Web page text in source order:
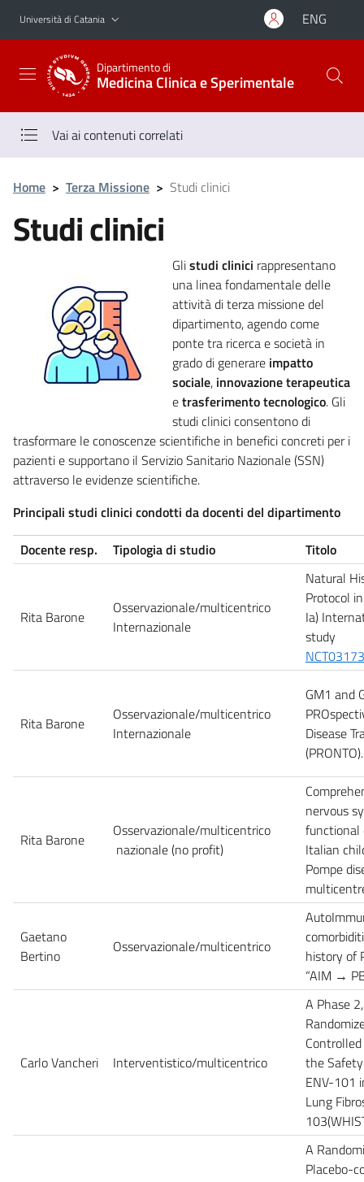
Vai al contenuto principale
Vai al menu di navigazione
Università di Catania ENG
Dipartimento di
Medicina Clinica e Sperimentale
Vai ai contenuti correlati
Home > Terza Missione > Studi clinici
Studi clinici
Glistudi clinici rappresentano
una linea fondamentale delle
attività di terza missione del
dipartimento, agendo come
ponte tra ricerca e società in
grado di generare impatto
sociale, innovazione terapeutica
etrasferimento tecnologico. Gli
studi clinici consentono di
trasformare le conoscenze scientifiche in benefici concreti per i
pazienti e supportano il Servizio Sanitario Nazionale (SSN)
attraverso le evidenze scientifiche.
Principali studi clinici condotti da docenti del dipartimento
Docente resp.
Tipologia di studio Titolo
Rita Barone
Osservazionale/multicentrico
Internazionale
Natural
Protocol
Ia)
study
Rita Barone
Osservazionale/multicentrico
Internazionale
GM1 and
Disease
Rita Barone
Osservazionale/multicentrico
nazionale (no profit)
nervous
functional
Italian
Pompe
Gaetano
Bertino
Osservazionale/multicentrico
history of
“AIM →
Carlo Vancheri Interventistico/multicentrico
A Phase
the
ENV-101
Lung
A
Placebo-